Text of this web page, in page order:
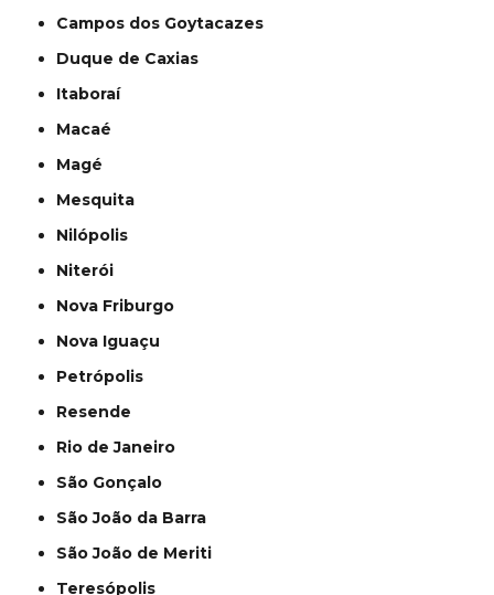
Campos dos Goytacazes
Duque de Caxias
Itaboraí
Macaé
Magé
Mesquita
Nilópolis
Niterói
Nova Friburgo
Nova Iguaçu
Petrópolis
Resende
Rio de Janeiro
São Gonçalo
São João da Barra
São João de Meriti
Teresópolis